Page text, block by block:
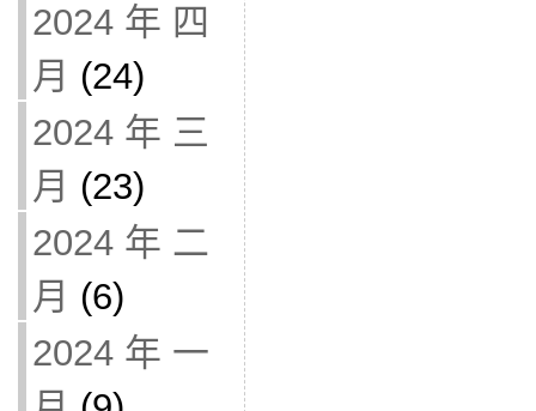
2024 年 四
月 (24)
2024 年 三
月 (23)
2024 年 二
月 (6)
2024 年 一